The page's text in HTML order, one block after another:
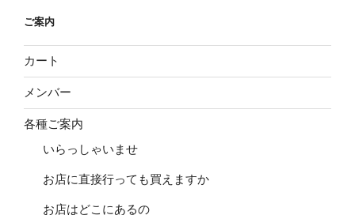
ご案内
カート
メンバー
各種ご案内
いらっしゃいませ
お店に直接行っても買えますか
お店はどこにあるの